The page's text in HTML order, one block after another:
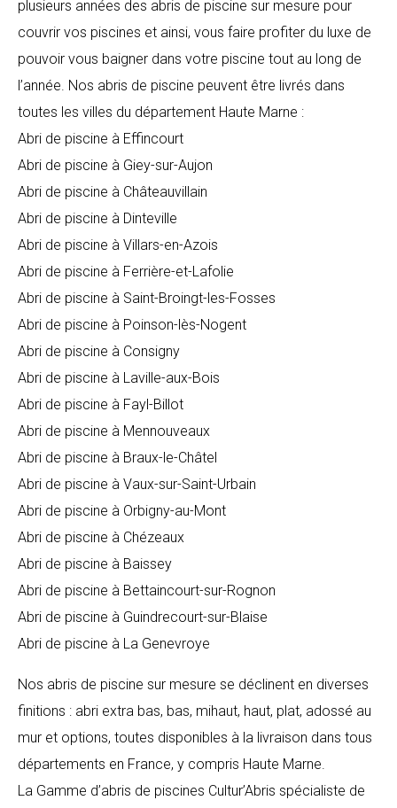
plusieurs années des abris de piscine sur mesure pour
couvrir vos piscines et ainsi, vous faire profiter du luxe de
pouvoir vous baigner dans votre piscine tout au long de
l’année. Nos abris de piscine peuvent être livrés dans
toutes les villes du département Haute Marne :
Abri de piscine à Effincourt
Abri de piscine à Giey-sur-Aujon
Abri de piscine à Châteauvillain
Abri de piscine à Dinteville
Abri de piscine à Villars-en-Azois
Abri de piscine à Ferrière-et-Lafolie
Abri de piscine à Saint-Broingt-les-Fosses
Abri de piscine à Poinson-lès-Nogent
Abri de piscine à Consigny
Abri de piscine à Laville-aux-Bois
Abri de piscine à Fayl-Billot
Abri de piscine à Mennouveaux
Abri de piscine à Braux-le-Châtel
Abri de piscine à Vaux-sur-Saint-Urbain
Abri de piscine à Orbigny-au-Mont
Abri de piscine à Chézeaux
Abri de piscine à Baissey
Abri de piscine à Bettaincourt-sur-Rognon
Abri de piscine à Guindrecourt-sur-Blaise
Abri de piscine à La Genevroye
Nos abris de piscine sur mesure se déclinent en diverses
finitions : abri extra bas, bas, mihaut, haut, plat, adossé au
mur et options, toutes disponibles à la livraison dans tous
départements en France, y compris Haute Marne.
La Gamme d’abris de piscines Cultur’Abris spécialiste de